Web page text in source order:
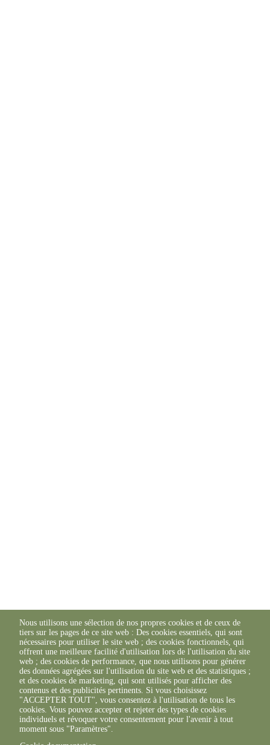
Nous utilisons une sélection de nos propres cookies et de ceux de
tiers sur les pages de ce site web : Des cookies essentiels, qui sont
nécessaires pour utiliser le site web ; des cookies fonctionnels, qui
offrent une meilleure facilité d'utilisation lors de l'utilisation du site
web ; des cookies de performance, que nous utilisons pour générer
des données agrégées sur l'utilisation du site web et des statistiques ;
et des cookies de marketing, qui sont utilisés pour afficher des
contenus et des publicités pertinents. Si vous choisissez
"ACCEPTER TOUT", vous consentez à l'utilisation de tous les
cookies. Vous pouvez accepter et rejeter des types de cookies
individuels et révoquer votre consentement pour l'avenir à tout
moment sous "Paramètres".